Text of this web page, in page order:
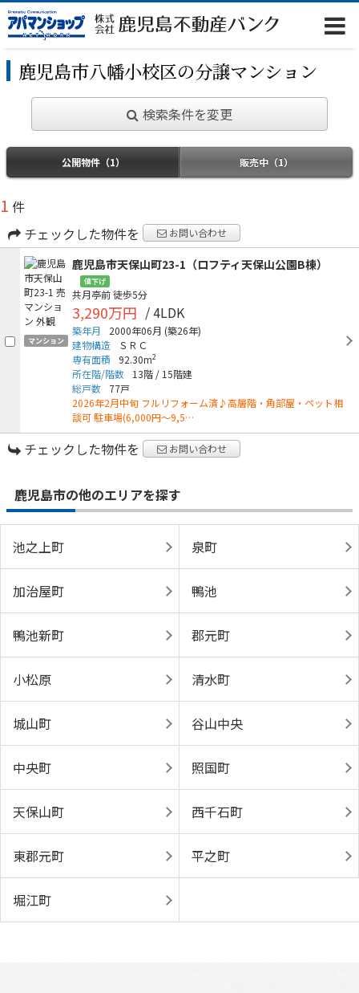
鹿児島市八幡小校区の分譲マンション
検索条件を変更
公開物件（1） 販売中（1）
1 件
チェックした物件を
お問い合わせ
マンション
鹿児島市天保山町23-1（ロフティ天保山公園B棟）
値下げ
共月亭前徒歩5分
3,290万円 / 4LDK
築年月 2000年06月 (築26年)
建物構造
ＳＲＣ
専有面積
92.30m2
所在階/階数 13階 / 15階建
総戸数
77戸
2026年2月中旬 フルリフォーム済♪高層階・角部屋・ペット相
談可 駐車場(6,000円～9,5…
チェックした物件を お問い合わせ
鹿児島市の他のエリアを探す
池之上町 泉町
加治屋町 鴨池
鴨池新町 郡元町
小松原 清水町
城山町 谷山中央
中央町 照国町
天保山町 西千石町
東郡元町 平之町
堀江町